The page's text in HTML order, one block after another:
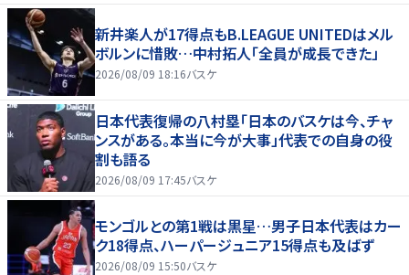
新井楽人が17得点もB.LEAGUE UNITEDはメル
ボルンに惜敗…中村拓人「全員が成長できた」
2026/08/09 18:16バスケ
日本代表復帰の八村塁「日本のバスケは今、チャ
ンスがある。本当に今が大事」代表での自身の役
割も語る
2026/08/09 17:45バスケ
モンゴルとの第1戦は黒星…男子日本代表はカー
ク18得点、ハーパージュニア15得点も及ばず
2026/08/09 15:50バスケ